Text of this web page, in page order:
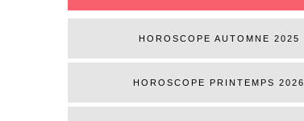
HOROSCOPE AUTOMNE 2025
HOROSCOPE PRINTEMPS 2026